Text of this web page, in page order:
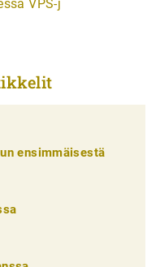
VPS-j
ensimmäisestä